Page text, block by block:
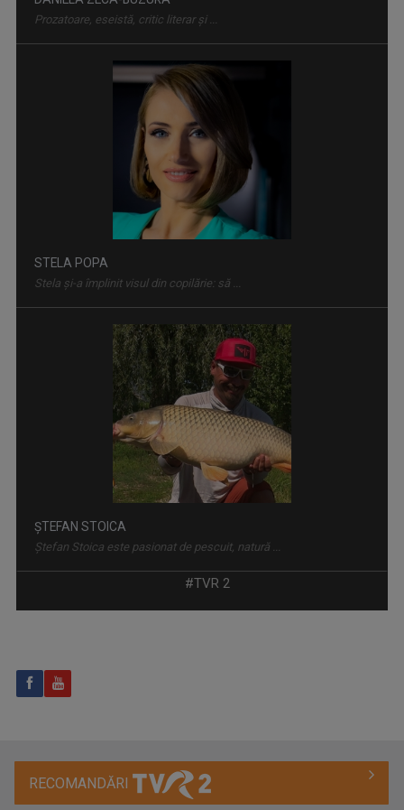
ORA DE ŞTIRI
FORŢA IDEILOR
PUTERNICI, ÎMPREUNĂ
Stela și-a împlinit visul din copilărie: să ...
ȘTEFAN STOICA
Ștefan Stoica este pasionat de pescuit, natură ...
Marina Almăşan este absolventă, ca şef de ...
#TVR 2
RECOMANDĂRI